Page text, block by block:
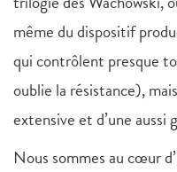
même du dispositif
qui contrôlent presque
oublie la résistance),
extensive et d’une aussi
Nous sommes au cœur